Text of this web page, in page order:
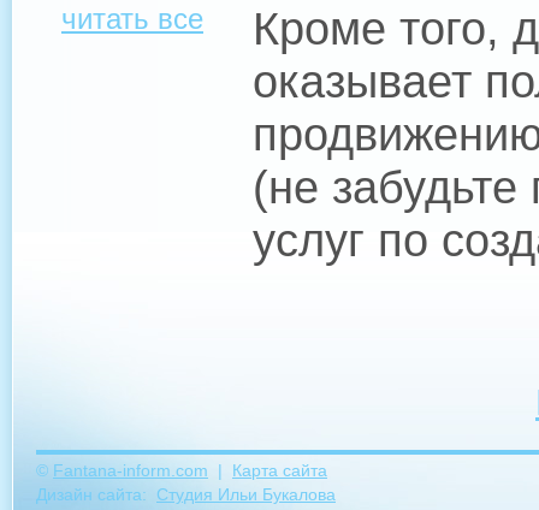
читать все
Кроме того,
оказывает
(не забудьте
услуг по
© Fantana-inform.com | Карта сайта
Дизайн сайта: Студия Ильи Букалова